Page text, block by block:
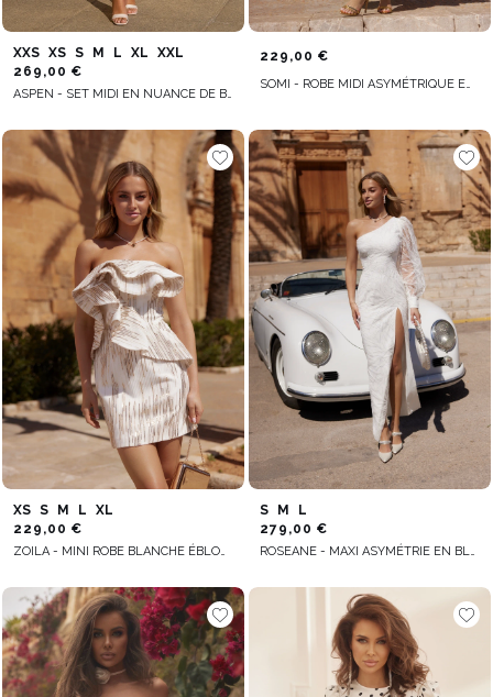
XXS XS S M L XL
XXL
269,00 €
229,00 €
XS S M L
XL
229,00 €
ZOILA - MINI ROBE BLANCHE ÉBLOUISSANTE AVEC PAILLETTES DORÉES
S M
L
279,00 €
ROSEANE - MAXI ASYMÉTRIE EN BLANC CASSÉ